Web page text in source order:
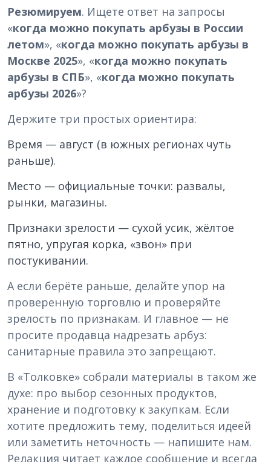
Резюмируем. Ищете ответ на запросы
«когда можно покупать арбузы в России
летом», «когда можно покупать арбузы в
Москве 2025», «когда можно покупать
арбузы в СПБ», «когда можно покупать
арбузы 2026»?
Держите три простых ориентира:
Время — август (в южных регионах чуть
раньше).
Место — официальные точки: развалы,
рынки, магазины.
Признаки зрелости — сухой усик, жёлтое
пятно, упругая корка, «звон» при
постукивании.
А если берёте раньше, делайте упор на
проверенную торговлю и проверяйте
зрелость по признакам. И главное — не
просите продавца надрезать арбуз:
санитарные правила это запрещают.
В «Толковке» собрали материалы в таком же
духе: про выбор сезонных продуктов,
хранение и подготовку к закупкам. Если
хотите предложить тему, поделиться идеей
или заметить неточность — напишите нам.
Редакция читает каждое сообщение и всегда